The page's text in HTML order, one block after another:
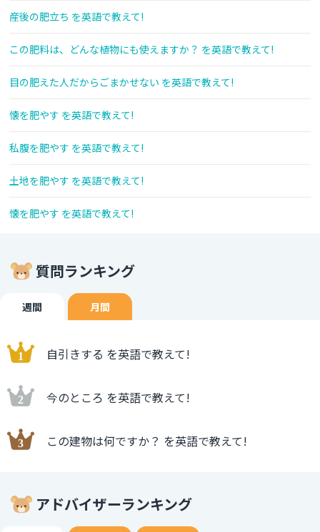
産後の肥立ち を英語で教えて!
この肥料は、どんな植物にも使えますか？ を英語で教えて!
目の肥えた人だからごまかせない を英語で教えて!
懐を肥やす を英語で教えて!
私腹を肥やす を英語で教えて!
土地を肥やす を英語で教えて!
懐を肥やす を英語で教えて!
質問ランキング
週間 月間
自引きする を英語で教えて!
今のところ を英語で教えて!
この建物は何ですか？ を英語で教えて!
アドバイザーランキング